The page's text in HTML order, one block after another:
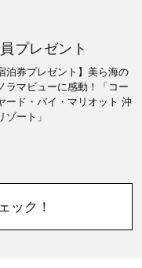
プレゼント
泊券プレゼント】美ら海の
ラマビューに感動！「コー
ード・バイ・マリオット 沖
ゾート」
ック！